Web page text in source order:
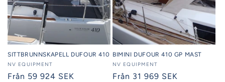
SITTBRUNNSKAPELL DUFOUR 410
Säljare:
NV EQUIPMENT
Ordinarie
Från 59 924 SEK
BIMINI DUFOUR 410 GP MAST
Säljare:
NV EQUIPMENT
Ordinarie
Från 31 969 SEK